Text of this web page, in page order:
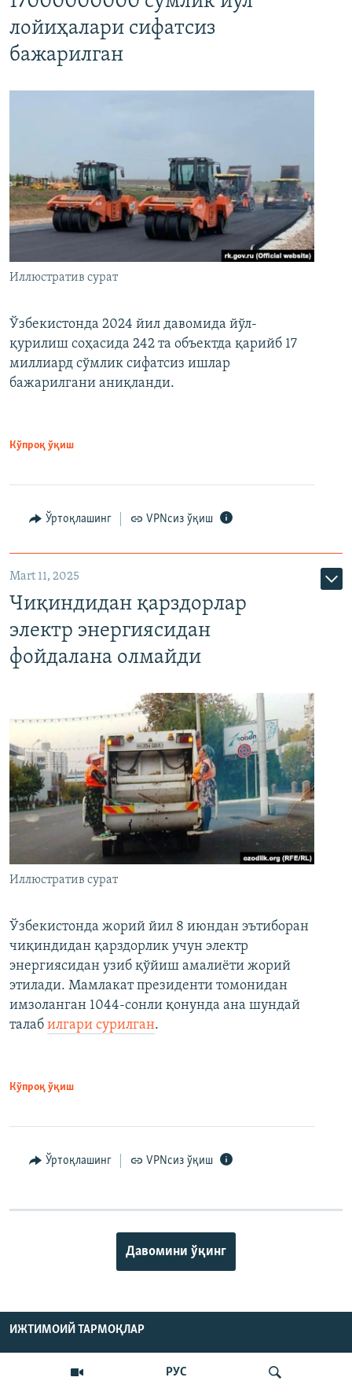
РУС
лойиҳалари сифатсиз
бажарилган
Иллюстратив сурат
Ўзбекистонда 2024 йил давомида йўл-
қурилиш соҳасида 242 та объектда қарийб 17
миллиард сўмлик сифатсиз ишлар
бажарилгани аниқланди.
Кўпроқ ўқиш
Ўртоқлашинг VPNсиз ўқиш
Mart 11, 2025
Чиқиндидан қарздорлар
электр энергиясидан
фойдалана олмайди
Иллюстратив сурат
Ўзбекистонда жорий йил 8 июндан эътиборан
чиқиндидан қарздорлик учун электр
энергиясидан узиб қўйиш амалиёти жорий
этилади. Мамлакат президенти томонидан
имзоланган 1044-сонли қонунда ана шундай
талаб илгари сурилган.
Кўпроқ ўқиш
Ўртоқлашинг VPNсиз ўқиш
Давомини ўқинг
ИЖТИМОИЙ ТАРМОҚЛАР